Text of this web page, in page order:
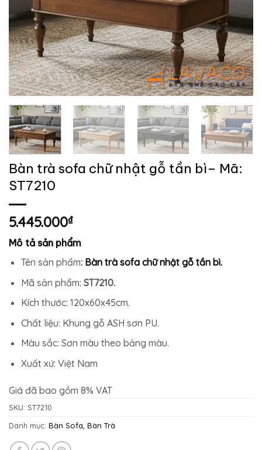
Bàn trà sofa chữ nhật gỗ tần bì– Mã:
ST7210
5.445.000₫
Mô tả sản phẩm
Tên sản phẩm: Bàn trà sofa chữ nhật gỗ tần bì.
Mã sản phẩm: ST7210.
Kích thước: 120x60x45cm.
Chất liệu: Khung gỗ ASH sơn PU.
Màu sắc: Sơn màu theo bảng màu.
Xuất xứ: Việt Nam
Giá đã bao gồm 8% VAT
SKU: ST7210
Danh mục: Bàn Sofa, Bàn Trà